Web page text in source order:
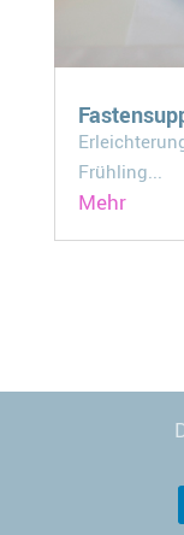
Frühling...
Mehr